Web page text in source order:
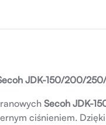
JDK-150/200/
Secoh JDK-
ciśnieniem.